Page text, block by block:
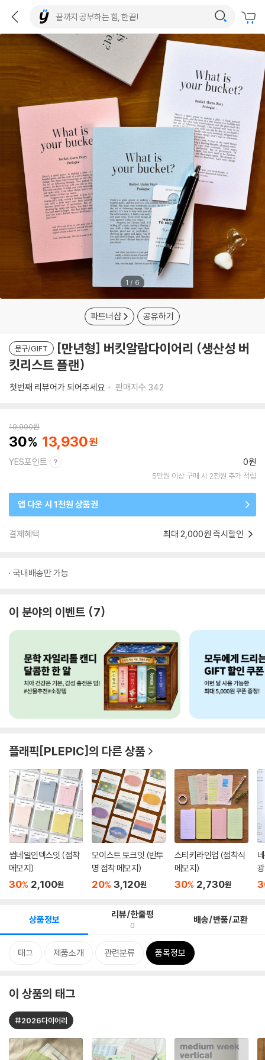
1 / 6
파트너샵 공유하기
문구/GIFT
[만년형] 버킷알람다이어리 (생산성 버
킷리스트 플랜)
첫번째 리뷰어가 되어주세요 판매지수 342
19,900원
30 13,930
YES포인트 0원
5만원 이상 구매 시 2천원 추가 적립
앱 다운 시 1천원 상품권
결제혜택 최대 2,000원 즉시할인
국내배송만 가능
이 분야의 이벤트 7
플래픽[PLEPIC]의 다른 상품
썸네일인덱스잇 (점착
메모지)
30% 2,100원
모이스트 토크잇 (반투
명 점착 메모지)
20% 3,120원
스티키라인업 (점착식
메모지)
30% 2,730원
상품정보 리뷰/한줄평
0 배송/반품/교환
태그 제품소개 관련분류 품목정보
이 상품의 태그
#2026다이어리